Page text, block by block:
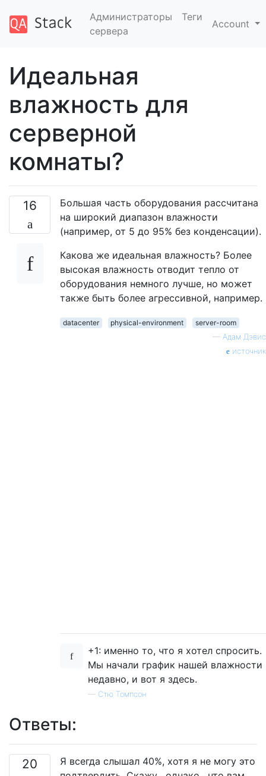
Администраторы
сервера
Теги
Account
Идеальная
влажность для
серверной
комнаты?
16
Большая часть оборудования рассчитана
на широкий диапазон влажности
(например, от 5 до 95% без конденсации).
Какова же идеальная влажность? Более
высокая влажность отводит тепло от
оборудования немного лучше, но может
также быть более агрессивной, например.
datacenter physical-environment
server-room
— Адам Дэвис
источник
+1: именно то, что я хотел спросить.
Мы начали график нашей влажности
недавно, и вот я здесь.
— Стю Томпсон
Ответы:
20
Я всегда слышал 40%, хотя я не могу это